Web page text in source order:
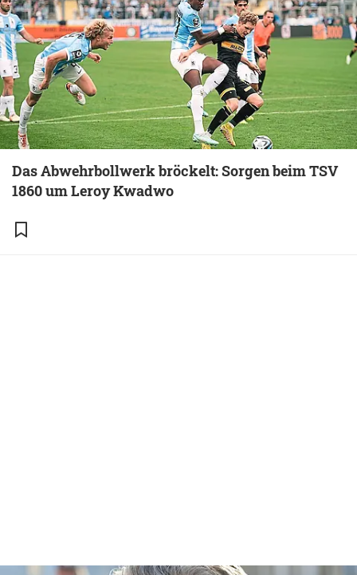
Das Abwehrbollwerk bröckelt: Sorgen beim TSV
1860 um Leroy Kwadwo